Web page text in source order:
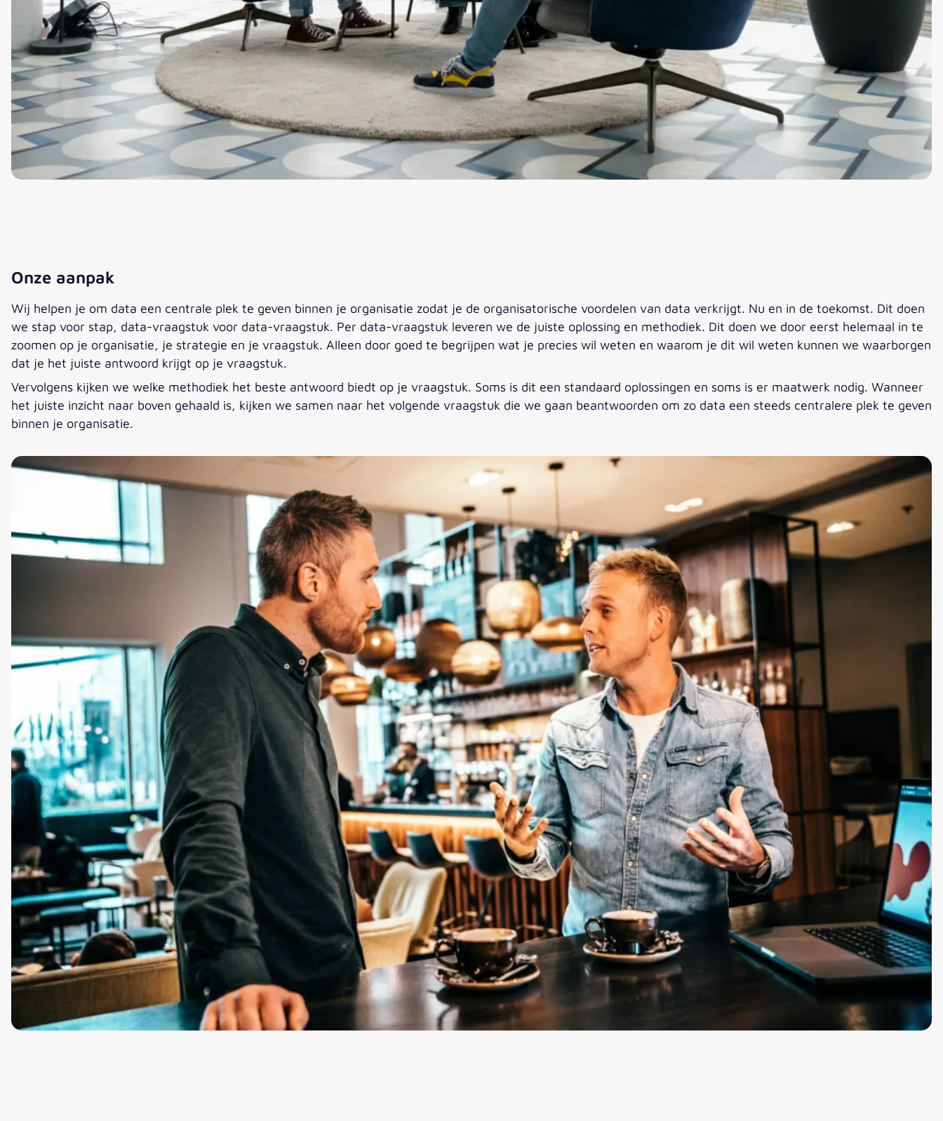
Onze aanpak
Wij helpen je om data een centrale plek te geven binnen je organisatie zodat je de organisatorische voordelen van data verkrijgt. Nu en in de toekomst. Dit doen
we stap voor stap, data-vraagstuk voor data-vraagstuk. Per data-vraagstuk leveren we de juiste oplossing en methodiek. Dit doen we door eerst helemaal in te
zoomen op je organisatie, je strategie en je vraagstuk. Alleen door goed te begrijpen wat je precies wil weten en waarom je dit wil weten kunnen we waarborgen
dat je het juiste antwoord krijgt op je vraagstuk.
Vervolgens kijken we welke methodiek het beste antwoord biedt op je vraagstuk. Soms is dit een standaard oplossingen en soms is er maatwerk nodig. Wanneer
het juiste inzicht naar boven gehaald is, kijken we samen naar het volgende vraagstuk die we gaan beantwoorden om zo data een steeds centralere plek te geven
binnen je organisatie.